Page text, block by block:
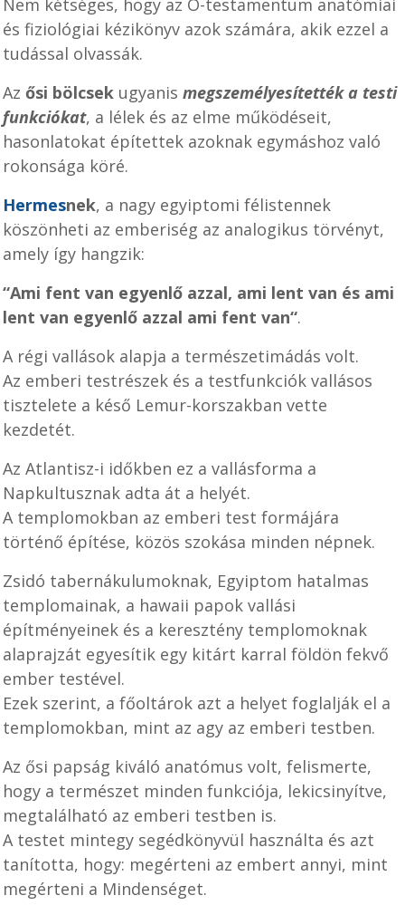
Nem kétséges, hogy az Ó-testamentum anatómiai
és fiziológiai kézikönyv azok számára, akik ezzel a
tudással olvassák.
Az ősi bölcsek ugyanis megszemélyesítették a testi
funkciókat, a lélek és az elme működéseit,
hasonlatokat építettek azoknak egymáshoz való
rokonsága köré.
Hermesnek, a nagy egyiptomi félistennek
köszönheti az emberiség az analogikus törvényt,
amely így hangzik:
“Ami fent van egyenlő azzal, ami lent van és ami
lent van egyenlő azzal ami fent van“.
A régi vallások alapja a természetimádás volt.
Az emberi testrészek és a testfunkciók vallásos
tisztelete a késő Lemur-korszakban vette
kezdetét.
Az Atlantisz-i időkben ez a vallásforma a
Napkultusznak adta át a helyét.
A templomokban az emberi test formájára
történő építése, közös szokása minden népnek.
Zsidó tabernákulumoknak, Egyiptom hatalmas
templomainak, a hawaii papok vallási
építményeinek és a keresztény templomoknak
alaprajzát egyesítik egy kitárt karral földön fekvő
ember testével.
Ezek szerint, a főoltárok azt a helyet foglalják el a
templomokban, mint az agy az emberi testben.
Az ősi papság kiváló anatómus volt, felismerte,
hogy a természet minden funkciója, lekicsinyítve,
megtalálható az emberi testben is.
A testet mintegy segédkönyvül használta és azt
tanította, hogy: megérteni az embert annyi, mint
megérteni a Mindenséget.